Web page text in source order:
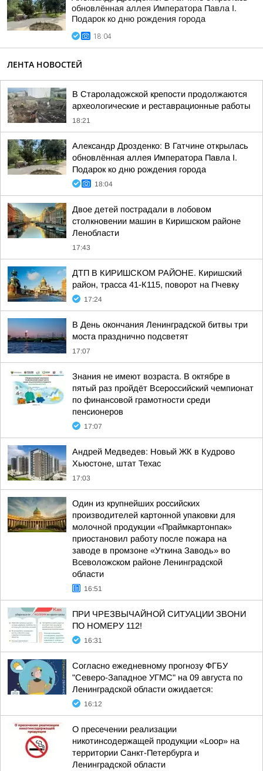
обновлённая аллея Императора Павла I.
Подарок ко дню рождения города
18:04
ЛЕНТА НОВОСТЕЙ
В Староладожской крепости продолжаются
археологические и реставрационные работы
18:21
Александр Дрозденко: В Гатчине открылась
обновлённая аллея Императора Павла I.
Подарок ко дню рождения города
18:04
Двое детей пострадали в лобовом
столкновении машин в Киришском районе
Ленобласти
17:43
ДТП В КИРИШСКОМ РАЙОНЕ. Киришский
район, трасса 41-К115, поворот на Пчевку
17:24
В День окончания Ленинградской битвы три
моста празднично подсветят
17:07
Знания не имеют возраста. В октябре в
пятый раз пройдёт Всероссийский чемпионат
по финансовой грамотности среди
пенсионеров
17:07
Андрей Медведев: Новый ЖК в Кудрово
Хьюстоне, штат Техас
17:03
Один из крупнейших российских
производителей картонной упаковки для
молочной продукции «Праймкартонпак»
приостановил работу после пожара на
заводе в промзоне «Уткина Заводь» во
Всеволожском районе Ленинградской
области
16:51
ПРИ ЧРЕЗВЫЧАЙНОЙ СИТУАЦИИ ЗВОНИ
ПО НОМЕРУ 112!
16:31
Согласно ежедневному прогнозу ФГБУ
"Северо-Западное УГМС" на 09 августа по
Ленинградской области ожидается:
16:12
О пресечении реализации
никотинсодержащей продукции «Loop» на
территории Санкт-Петербурга и
Ленинградской области